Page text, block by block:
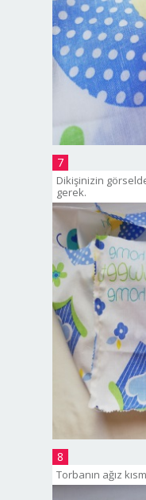
7
Dikişinizin
gerek.
8
Torbanın ağız